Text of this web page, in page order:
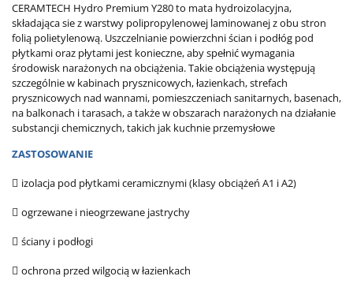
CERAMTECH Hydro Premium Y280to mata hydroizolacyjna,
składająca sie z warstwy polipropylenowej laminowanej z obu stron
folią polietylenową. Uszczelnianie powierzchni ścian i podłóg pod
płytkami oraz płytami jest konieczne, aby spełnić wymagania
środowisk narażonych na obciążenia. Takie obciążenia występują
szczególnie w kabinach prysznicowych, łazienkach, strefach
prysznicowych nad wannami, pomieszczeniach sanitarnych, basenach,
na balkonach i tarasach, a także w obszarach narażonych na działanie
substancji chemicznych, takich jak kuchnie przemysłowe
ZASTOSOWANIE
 izolacja pod płytkami ceramicznymi (klasy obciążeń A1 i A2)
 ogrzewane i nieogrzewane jastrychy
 ściany i podłogi
 ochrona przed wilgocią w łazienkach